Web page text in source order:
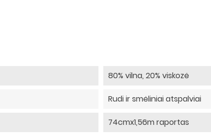
80% vilna, 20% viskozė
Rudi ir smėliniai atspalviai
74cmx1,56m raportas